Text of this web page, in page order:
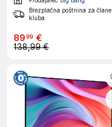
Brezplačna poštnina za člane
kluba
8999 €
138,99 €